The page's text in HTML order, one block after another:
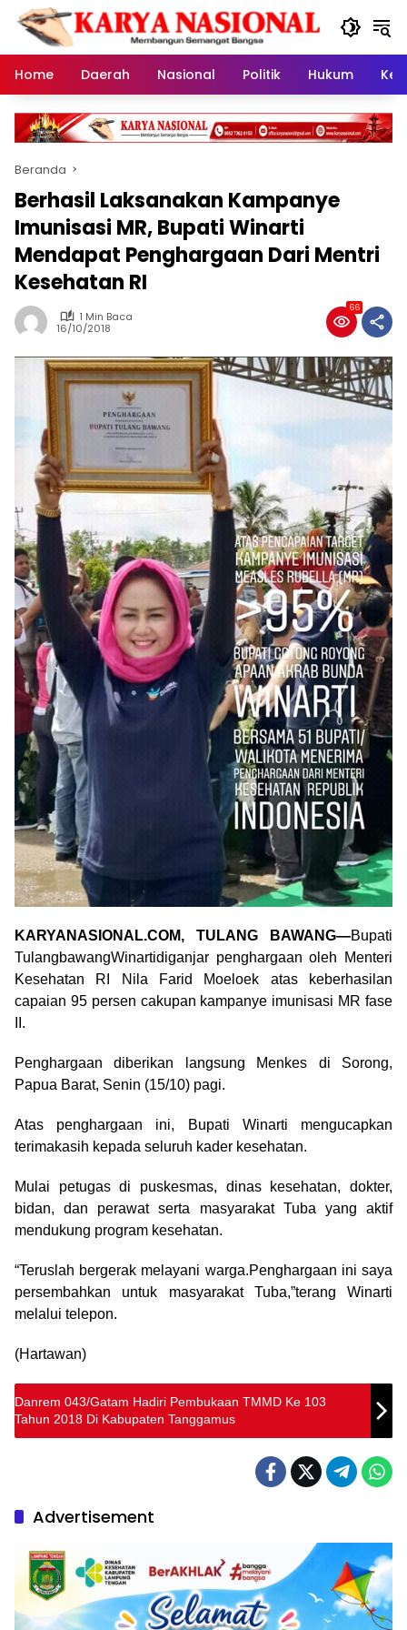
Langsung
konten
Home
Daerah Nasional Politik Hukum
Beranda
Berhasil Laksanakan Kampanye
Imunisasi MR, Bupati Winarti
Mendapat Penghargaan Dari Mentri
Kesehatan RI
1 Min Baca
16/10/2018
66
KARYANASIONAL.COM, TULANG BAWANG—Bupati
TulangbawangWinartidiganjar penghargaan oleh Menteri
Kesehatan RI Nila Farid Moeloek atas keberhasilan
capaian 95 persen cakupan kampanye imunisasi MR fase
II.
Penghargaan diberikan langsung Menkes di Sorong,
Papua Barat, Senin (15/10) pagi.
Atas penghargaan ini, Bupati Winarti mengucapkan
terimakasih kepada seluruh kader kesehatan.
Mulai petugas di puskesmas, dinas kesehatan, dokter,
bidan, dan perawat serta masyarakat Tuba yang aktif
mendukung program kesehatan.
“Teruslah bergerak melayani warga.Penghargaan ini saya
persembahkan untuk masyarakat Tuba,”terang Winarti
melalui telepon.
(Hartawan)
Danrem 043/Gatam Hadiri Pembukaan TMMD Ke 103
Tahun 2018 Di Kabupaten Tanggamus
Advertisement